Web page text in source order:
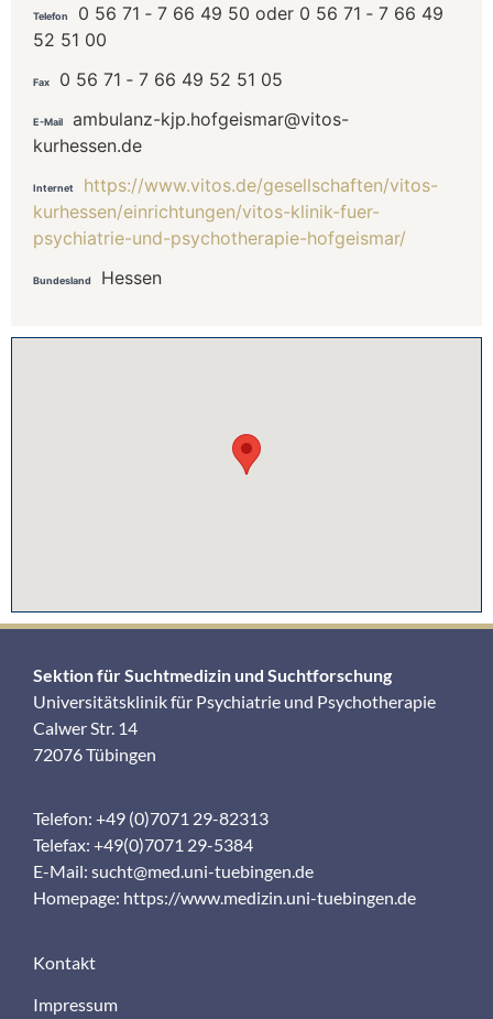
Telefon
0 56 71 ‐ 7 66 49 50 oder 0 56 71 ‐ 7 66 49
52 51 00
Fax 0 56 71 ‐ 7 66 49 52 51 05
E-Mail
ambulanz-kjp.hofgeismar@vitos-
kurhessen.de
Internet
https://www.vitos.de/gesellschaften/vitos-
kurhessen/einrichtungen/vitos-klinik-fuer-
psychiatrie-und-psychotherapie-hofgeismar/
Bundesland Hessen
Sektion für Suchtmedizin und Suchtforschung
Universitätsklinik für Psychiatrie und Psychotherapie
Calwer Str. 14
72076 Tübingen
Telefon: +49 (0)7071 29-82313
Telefax: +49(0)7071 29-5384
E-Mail: sucht@med.uni-tuebingen.de
Homepage: https://www.medizin.uni-tuebingen.de
Kontakt
Impressum